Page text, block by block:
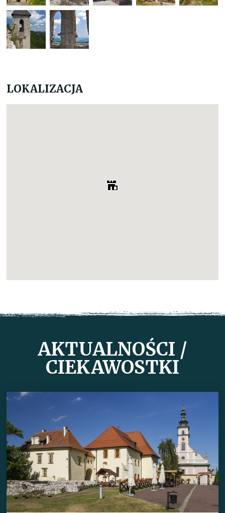
LOKALIZACJA
AKTUALNOŚCI /
CIEKAWOSTKI